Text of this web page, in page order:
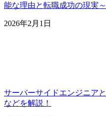
能な理由と転職成功の現実～
2026年2月1日
サーバーサイドエンジニア
などを解説！